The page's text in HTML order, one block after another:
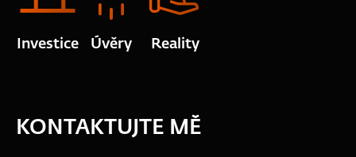
Investice Úvěry Reality
KONTAKTUJTE MĚ